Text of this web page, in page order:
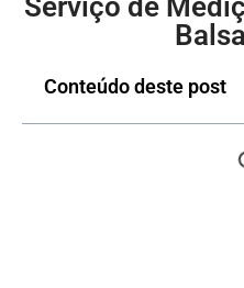
Conteúdo deste post